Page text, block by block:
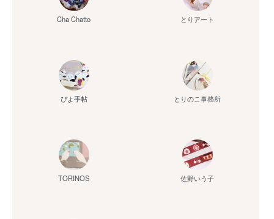
Cha Chatto とりアート
ぴよ手帖 とりのこ事務所
TORINOS 佐野いう子